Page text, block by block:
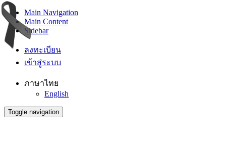
Main Navigation
Main Content
Sidebar
ลงทะเบียน
เข้าสู่ระบบ
ภาษาไทย
English
Toggle navigation